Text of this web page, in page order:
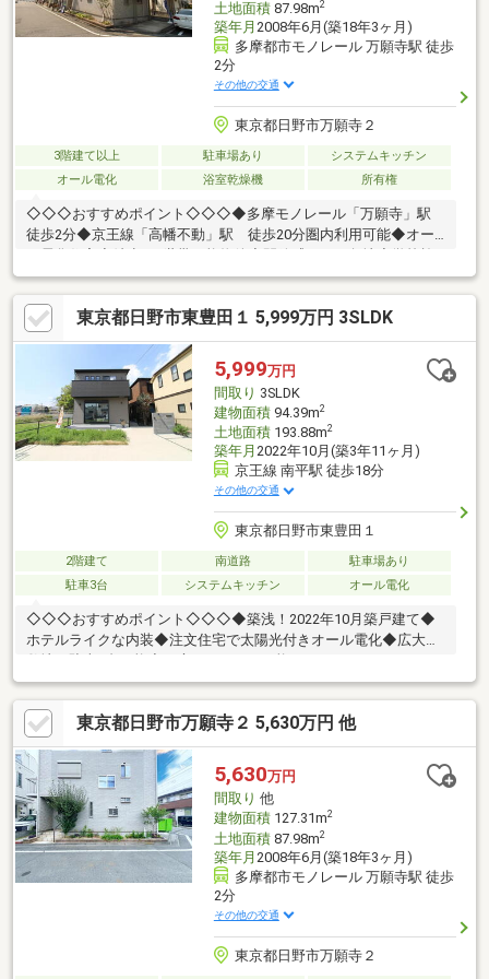
土地面積87.98m2
築年月 2008年6月(築18年3ヶ月)
多摩都市モノレール 万願寺駅 徒歩
2分
その他の交通
東京都日野市万願寺２
3階建て以上 駐車場あり
システムキッチン
オール電化
浴室乾燥機 所有権
◇◇◇おすすめポイント◇◇◇◆多摩モノレール「万願寺」駅
徒歩2分◆京王線「高幡不動」駅 徒歩20分圏内利用可能◆オー
設・商業施設 徒歩圏内に充実◆リフォーム内容・システムキッ
チン交換（2ヶ所）・ユニットバス交換・トイレ交換・クロス貼
替・床上貼り・ハウスクリーニング実施済み
東京都日野市東豊田１ 5,999万円 3SLDK
5,999万円
間取り 3SLDK
建物面積94.39m2
土地面積193.88m2
築年月 2022年10月(築3年11ヶ月)
京王線 南平駅 徒歩18分
その他の交通
東京都日野市東豊田１
2階建て 南道路
駐車場あり
駐車3台
システムキッチン オール電化
◇◇◇おすすめポイント◇◇◇◆築浅！2022年10月築戸建て◆
ホテルライクな内装◆注文住宅で太陽光付きオール電化◆広大な
東京都日野市万願寺２ 5,630万円 他
5,630万円
間取り 他
建物面積127.31m2
土地面積87.98m2
築年月 2008年6月(築18年3ヶ月)
多摩都市モノレール 万願寺駅 徒歩
2分
その他の交通
東京都日野市万願寺２